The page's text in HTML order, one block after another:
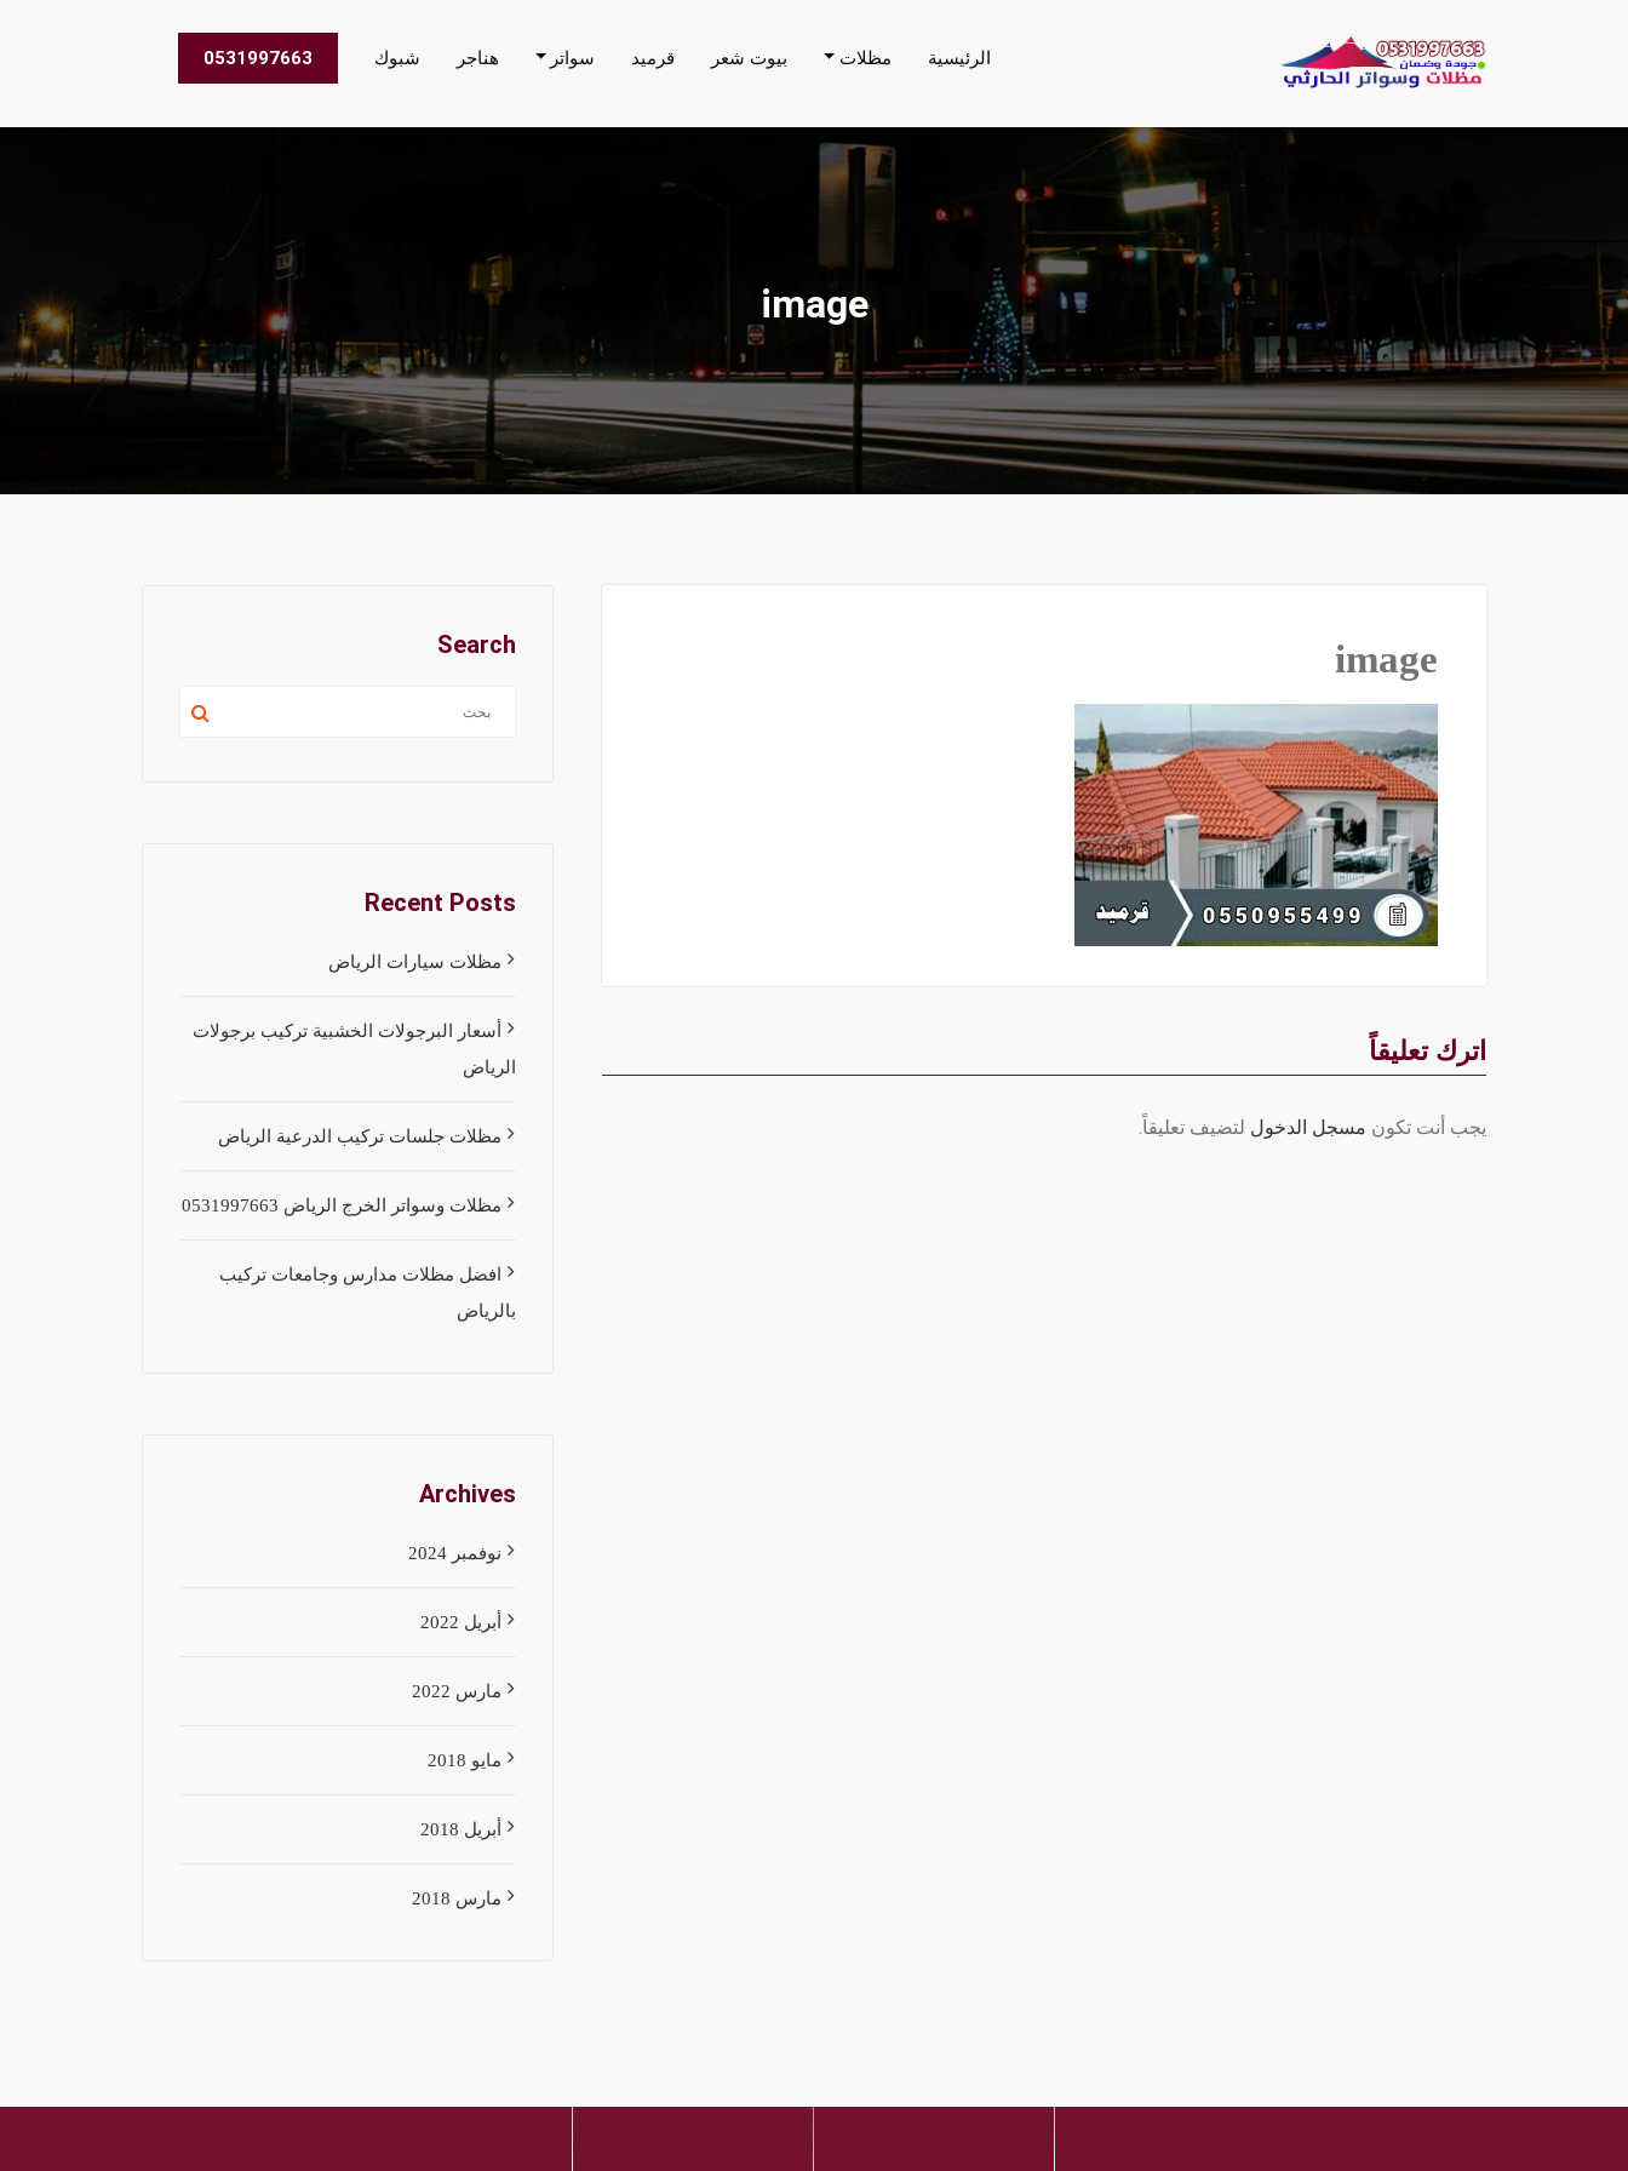
مظلات الحارثي نقوم بتنفيذ اعمال المظلات والسواتر والهناجر وغيرها من الاعمال في جميع مناطق المملكة العربية السعودية
الرئيسية مظلات بيوت شعر قرميد سواتر هناجر شبوك 0531997663
image
image
اترك تعليقاً
يجب أنت تكون مسجل الدخول لتضيف تعليقاً.
Search
Recent Posts
مظلات سيارات الرياض
أسعار البرجولات الخشبية تركيب برجولات
الرياض
مظلات جلسات تركيب الدرعية الرياض
مظلات وسواتر الخرج الرياض 0531997663
افضل مظلات مدارس وجامعات تركيب
بالرياض
Archives
نوفمبر 2024
أبريل 2022
مارس 2022
مايو 2018
أبريل 2018
مارس 2018